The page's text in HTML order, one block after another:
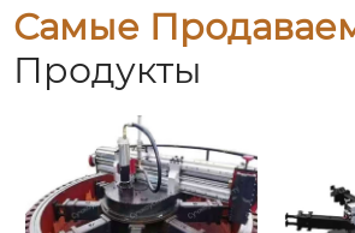
Самые
Продукты